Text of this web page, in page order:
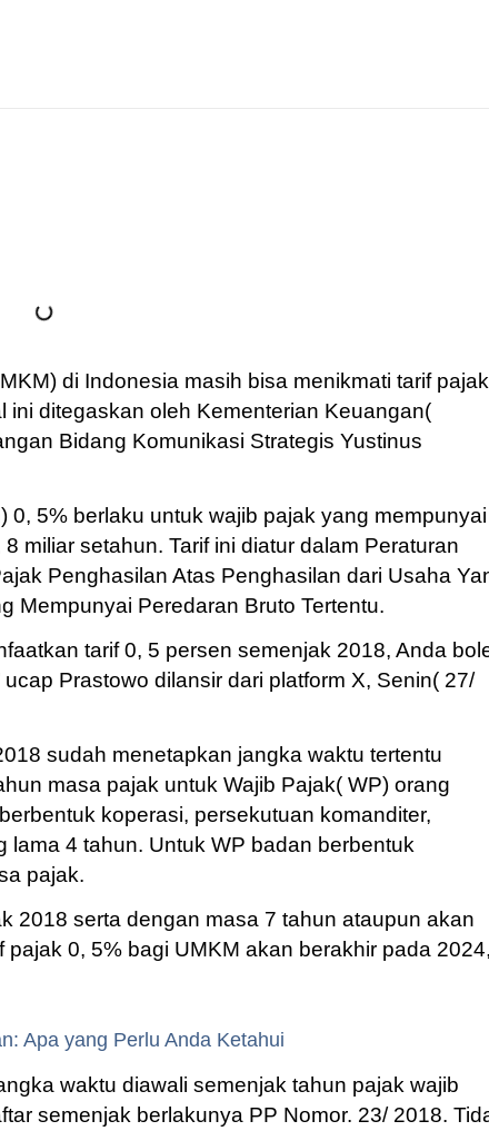
di Indonesia masih bisa menikmati tarif pajak
ditegaskan oleh Kementerian Keuangan(
Bidang Komunikasi Strategis Yustinus
0, 5% berlaku untuk wajib pajak yang mempunyai
miliar setahun. Tarif ini diatur dalam Peraturan
Penghasilan Atas Penghasilan dari Usaha
Mempunyai Peredaran Bruto Tertentu.
tarif 0, 5 persen semenjak 2018, Anda
Prastowo dilansir dari platform X, Senin( 27/
sudah menetapkan jangka waktu tertentu
masa pajak untuk Wajib Pajak( WP) orang
koperasi, persekutuan komanditer,
lama 4 tahun. Untuk WP badan berbentuk
pajak.
2018 serta dengan masa 7 tahun ataupun akan
0, 5% bagi UMKM akan berakhir pada
Apa yang Perlu Anda Ketahui
waktu diawali semenjak tahun pajak wajib
semenjak berlakunya PP Nomor. 23/ 2018.